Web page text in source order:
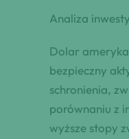
Analiza
Dolar
bezpieczny
schronienia,
porównaniu z
wyższe stopy